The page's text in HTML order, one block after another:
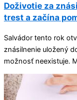
Doživotie za
trest a začína
Salvádor tento rok
znásilnenie uložený
možnosť neexistuje.